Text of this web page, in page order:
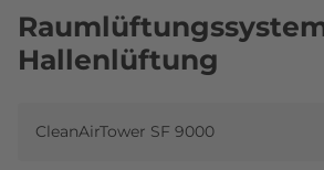
Hallenlüftung
CleanAirTower SF 9000